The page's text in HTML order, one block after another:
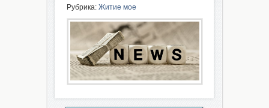
Рубрика: Житие мое